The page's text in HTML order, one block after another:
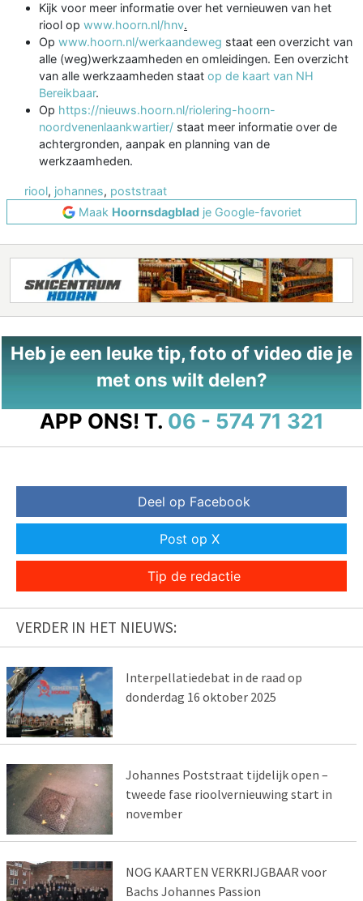
Kijk voor meer informatie over het vernieuwen van het
riool op www.hoorn.nl/hnv.
Op www.hoorn.nl/werkaandeweg staat een overzicht van
alle (weg)werkzaamheden en omleidingen. Een overzicht
van alle werkzaamheden staat op de kaart van NH
Bereikbaar.
Op https://nieuws.hoorn.nl/riolering-hoorn-
noordvenenlaankwartier/ staat meer informatie over de
achtergronden, aanpak en planning van de
werkzaamheden.
riool, johannes, poststraat
Maak Hoornsdagbladje Google-favoriet
Heb je een leuke tip, foto of video die je
met ons wilt delen?
APP ONS! T. 06 - 574 71 321
Deel op Facebook
Post op X
Tip de redactie
VERDER IN HET NIEUWS:
Interpellatiedebat in de raad op
donderdag 16 oktober 2025
Johannes Poststraat tijdelijk open –
tweede fase rioolvernieuwing start in
november
NOG KAARTEN VERKRIJGBAAR voor
Bachs Johannes Passion